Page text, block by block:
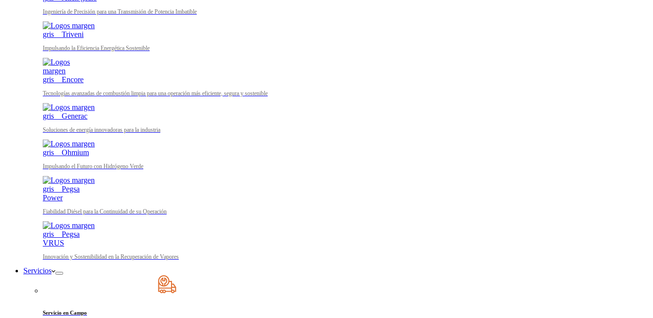
Ingeniería de Precisión para una Transmisión de Potencia Imbatible
Impulsando la Eficiencia Energética Sostenible
Tecnologías avanzadas de combustión limpia para una operación más eficiente, segura y sostenible
Soluciones de energía innovadoras para la industria
Impulsando el Futuro con Hidrógeno Verde
Fiabilidad Diésel para la Continuidad de su Operación
Innovación y Sostenibilidad en la Recuperación de Vapores
Servicios
Servicio en Campo